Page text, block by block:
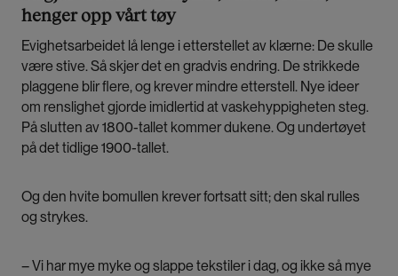
henger opp vårt tøy
Evighetsarbeidet lå lenge i etterstellet av klærne: De skulle
være stive. Så skjer det en gradvis endring. De strikkede
plaggene blir flere, og krever mindre etterstell. Nye ideer
om renslighet gjorde imidlertid at vaskehyppigheten steg.
På slutten av 1800-tallet kommer dukene. Og undertøyet
på det tidlige 1900-tallet.
Og den hvite bomullen krever fortsatt sitt; den skal rulles
og strykes.
– Vi har mye myke og slappe tekstiler i dag, og ikke så mye